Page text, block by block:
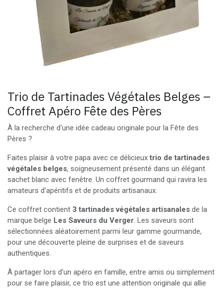
Trio de Tartinades Végétales Belges –
Coffret Apéro Fête des Pères
À la recherche d'une idée cadeau originale pour la Fête des
Pères ?
Faites plaisir à votre papa avec ce délicieuxtrio de tartinades
végétales belges, soigneusement présenté dans un élégant
sachet blanc avec fenêtre. Un coffret gourmand qui ravira les
amateurs d'apéritifs et de produits artisanaux.
Ce coffret contient 3 tartinades végétales artisanales de la
marque belge Les Saveurs du Verger. Les saveurs sont
sélectionnées aléatoirement parmi leur gamme gourmande,
pour une découverte pleine de surprises et de saveurs
authentiques.
À partager lors d'un apéro en famille, entre amis ou simplement
pour se faire plaisir, ce trio est une attention originale qui allie